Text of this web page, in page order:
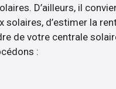
D’ailleurs, il
solaires, d’estimer la
de votre centrale
: